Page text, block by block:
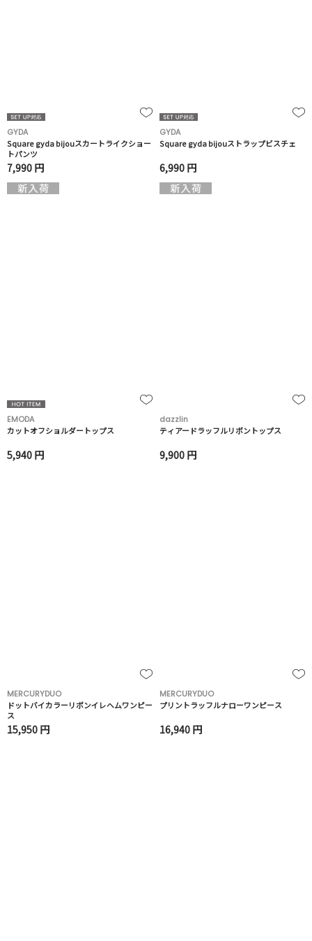
GYDA
Square gyda bijouスカートライクショー
トパンツ
7,990 円
GYDA
Square gyda bijouストラップビスチェ
6,990 円
EMODA
カットオフショルダートップス
5,940 円
dazzlin
ティアードラッフルリボントップス
9,900 円
MERCURYDUO
ドットバイカラーリボンイレヘムワンピー
ス
15,950 円
MERCURYDUO
プリントラッフルナローワンピース
16,940 円